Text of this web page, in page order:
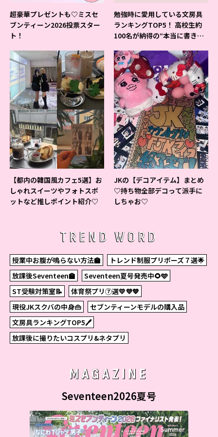
超豪華プレゼントも♡ミスセ
ブンティーン2026投票スター
ト！
勉強時に愛用している文房具
ランキングTOP5！ 高校生約
100名が納得の“本当に書きや
【都内の韓国風カフェ5選】お
しゃれスイーツやフォトスポ
ットなど推しポイント紹介♡
JKの【デコアイテム】まとめ
♡持ち物全部デコって派手に
しちゃお♡
TREND WORD
授業中お腹が鳴らない方法🏫
トレンド制服プリポーズ７選🌟
放課後Seventeen🏫
Seventeen夏号発売中🌻🩵
ST受験対策室📝
体育祭プリ⑦選💛💜💙
現役JKスクバの中身👜
セブンティーンモデルの購入品
文房具ランキングTOP5🖊
放課後に撮りたいコスプリ&ネタプリ
MAGAZINE
Seventeen2026夏号